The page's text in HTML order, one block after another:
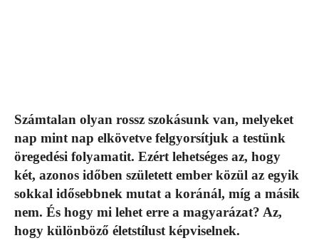
Számtalan olyan rossz szokásunk van, melyeket
nap mint nap elkövetve felgyorsítjuk a testünk
öregedési folyamatit. Ezért lehetséges az, hogy
két, azonos időben született ember közül az egyik
sokkal idősebbnek mutat a koránál, míg a másik
nem. És hogy mi lehet erre a magyarázat? Az,
hogy különböző életstílust képviselnek.